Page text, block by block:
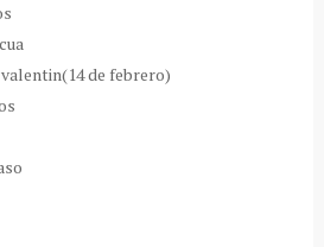
de febrero)